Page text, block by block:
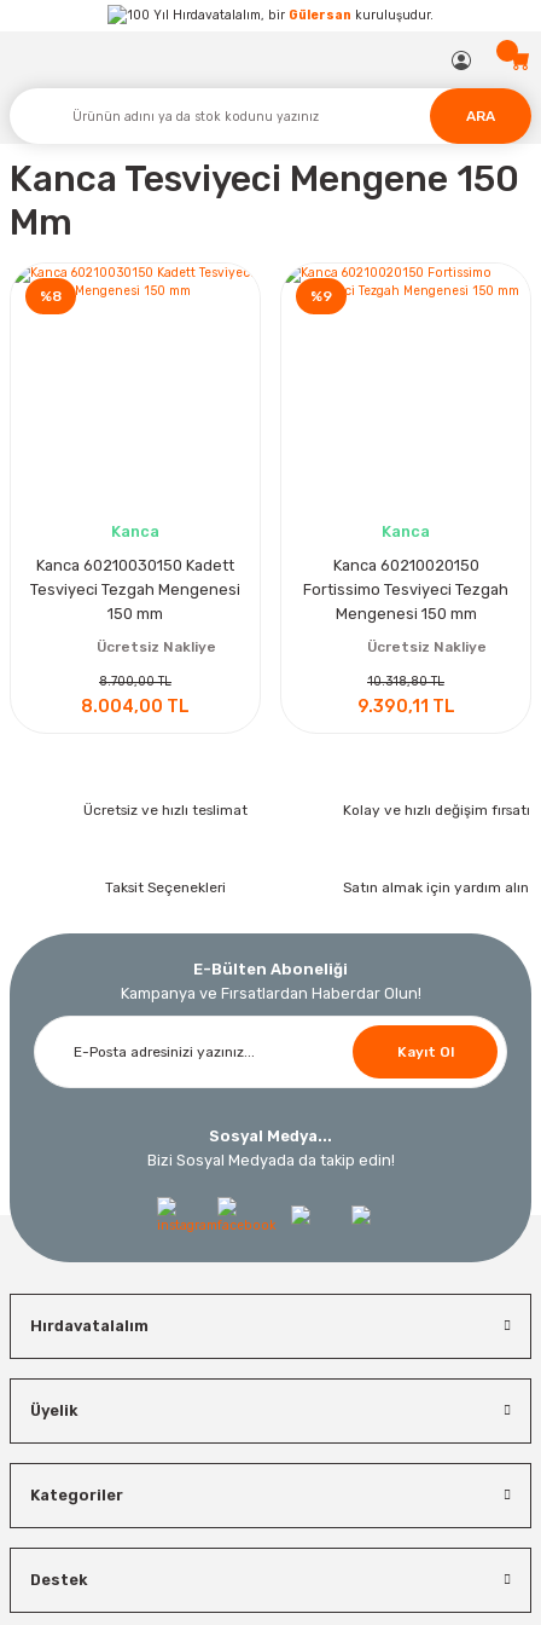
Hırdavatalalım, bir Gülersan kuruluşudur.
ARA
Kanca Tesviyeci Mengene 150
Mm
%8
Kanca
Kanca 60210030150 Kadett
Tesviyeci Tezgah Mengenesi
150 mm
Ücretsiz Nakliye
8.700,00 TL
8.004,00 TL
%9
Kanca
Kanca 60210020150
Fortissimo Tesviyeci Tezgah
Mengenesi 150 mm
Ücretsiz Nakliye
10.318,80 TL
9.390,11 TL
Ücretsiz ve hızlı teslimat Kolay ve hızlı değişim fırsatı
Taksit Seçenekleri Satın almak için yardım alın
E-Bülten Aboneliği
Kampanya ve Fırsatlardan Haberdar Olun!
Kayıt Ol
Sosyal Medya...
Bizi Sosyal Medyada da takip edin!
Hırdavatalalım
Üyelik
Kategoriler
Destek